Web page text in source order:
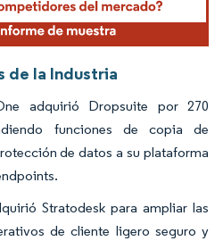
de la Industria
adquirió Dropsuite por 270
funciones de copia de
de datos a su plataforma
Stratodesk para ampliar las
de cliente ligero seguro y